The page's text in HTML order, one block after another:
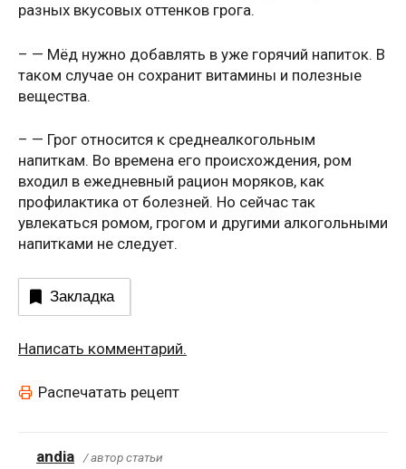
разных вкусовых оттенков грога.
– — Мёд нужно добавлять в уже горячий напиток. В
таком случае он сохранит витамины и полезные
вещества.
– — Грог относится к среднеалкогольным
напиткам. Во времена его происхождения, ром
входил в ежедневный рацион моряков, как
профилактика от болезней. Но сейчас так
увлекаться ромом, грогом и другими алкогольными
напитками не следует.
Закладка
Написать комментарий.
Распечатать рецепт
andia / автор статьи